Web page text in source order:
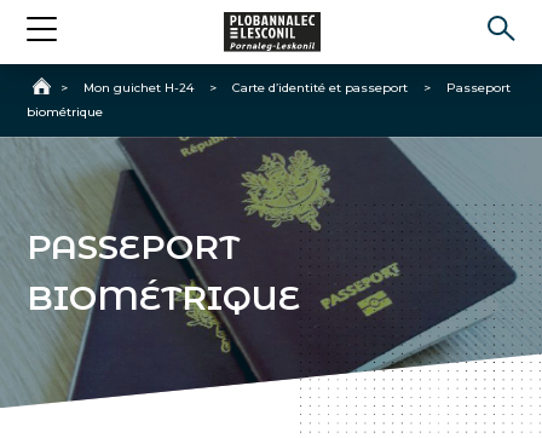
Accueil
> Mon guichet H-24 > Carte d’identité et passeport >
Passeport
biométrique
PASSEPORT
BIOMÉTRIQUE